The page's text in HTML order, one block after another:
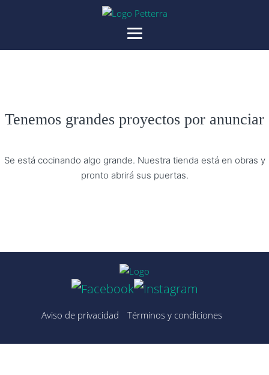
Tenemos grandes proyectos por anunciar
Se está cocinando algo grande. Nuestra tienda está en obras y
pronto abrirá sus puertas.
Aviso de privacidad Términos y condiciones